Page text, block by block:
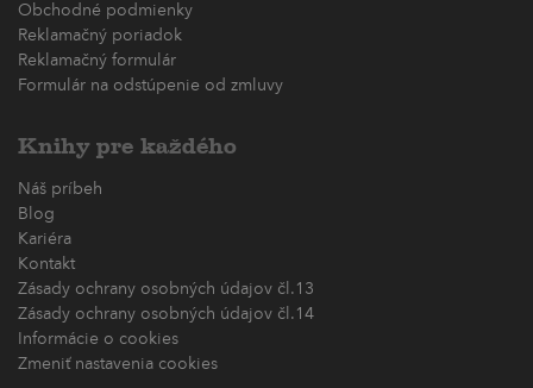
Obchodné podmienky
Reklamačný poriadok
Reklamačný formulár
Formulár na odstúpenie od zmluvy
Knihy pre každého
Náš príbeh
Blog
Kariéra
Kontakt
Zásady ochrany osobných údajov čl.13
Zásady ochrany osobných údajov čl.14
Informácie o cookies
Zmeniť nastavenia cookies